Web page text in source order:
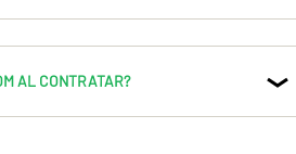
AL CONTRATAR?